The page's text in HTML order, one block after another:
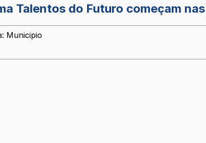
Talentos do Futuro começam
Municipio